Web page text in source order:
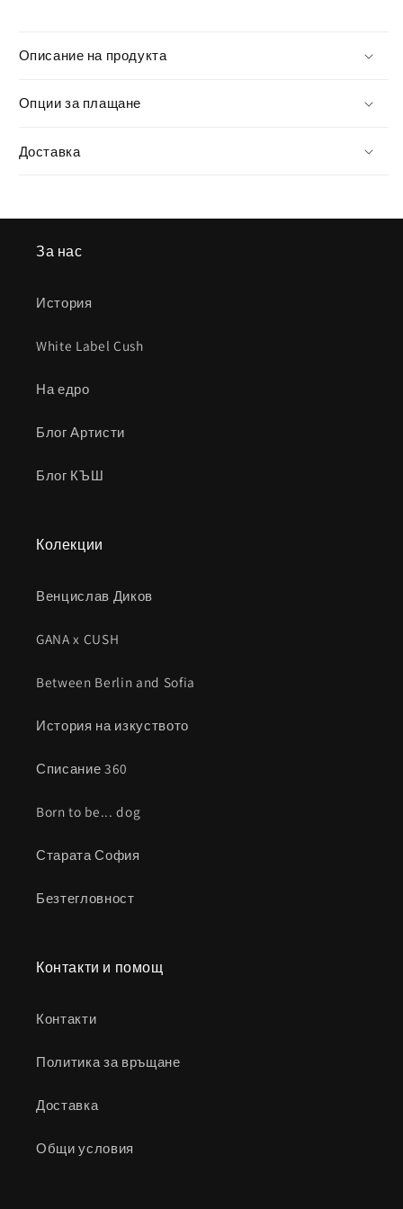
Описание на продукта
Опции за плащане
Доставка
За нас
История
White Label Cush
На едро
Блог Артисти
Блог КЪШ
Колекции
Венцислав Диков
GANA x CUSH
Between Berlin and Sofia
История на изкуството
Списание 360
Born to be... dog
Старата София
Безтегловност
Контакти и помощ
Контакти
Политика за връщане
Доставка
Общи условия